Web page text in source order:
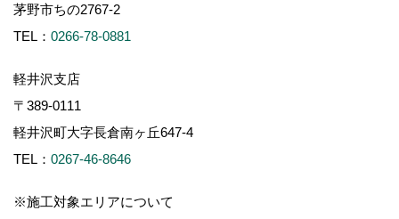
茅野市ちの2767-2
TEL： 0266-78-0881
軽井沢支店
〒389-0111
軽井沢町大字長倉南ヶ丘647-4
TEL： 0267-46-8646
※施工対象エリアについて